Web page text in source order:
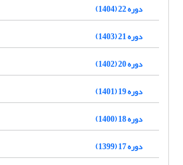
دوره 22 (1404)
دوره 21 (1403)
دوره 20 (1402)
دوره 19 (1401)
دوره 18 (1400)
دوره 17 (1399)